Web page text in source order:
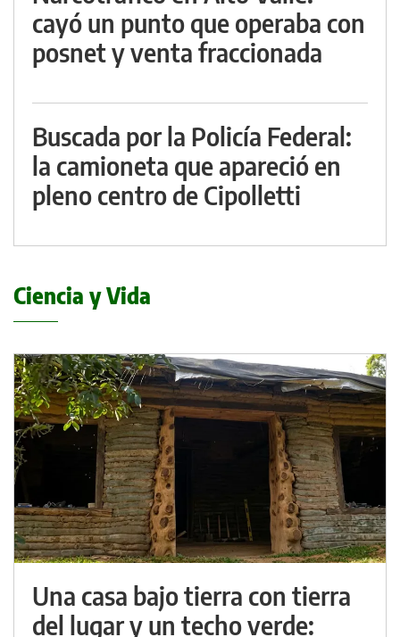
cayó un punto que operaba con
posnet y venta fraccionada
Buscada por la Policía Federal:
la camioneta que apareció en
pleno centro de Cipolletti
Ciencia y Vida
Una casa bajo tierra con tierra
del lugar y un techo verde: